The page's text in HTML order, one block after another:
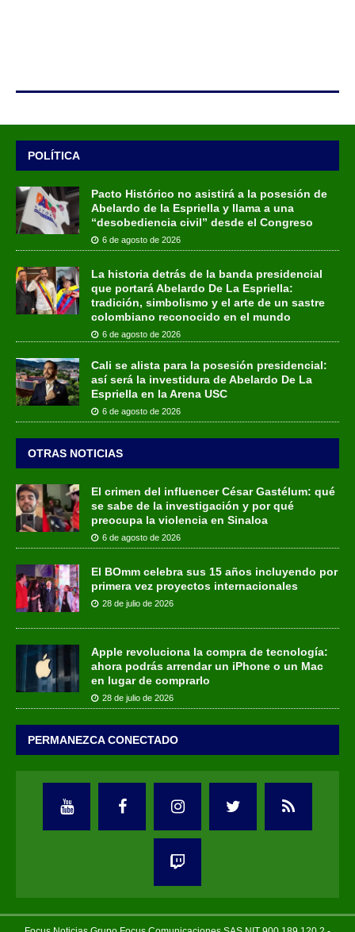
POLÍTICA
Pacto Histórico no asistirá a la posesión de
Abelardo de la Espriella y llama a una
“desobediencia civil” desde el Congreso
6 de agosto de 2026
La historia detrás de la banda presidencial
que portará Abelardo De La Espriella:
tradición, simbolismo y el arte de un sastre
colombiano reconocido en el mundo
6 de agosto de 2026
Cali se alista para la posesión presidencial:
así será la investidura de Abelardo De La
Espriella en la Arena USC
6 de agosto de 2026
OTRAS NOTICIAS
El crimen del influencer César Gastélum: qué
se sabe de la investigación y por qué
preocupa la violencia en Sinaloa
6 de agosto de 2026
El BOmm celebra sus 15 años incluyendo por
primera vez proyectos internacionales
28 de julio de 2026
Apple revoluciona la compra de tecnología:
ahora podrás arrendar un iPhone o un Mac
en lugar de comprarlo
28 de julio de 2026
PERMANEZCA CONECTADO